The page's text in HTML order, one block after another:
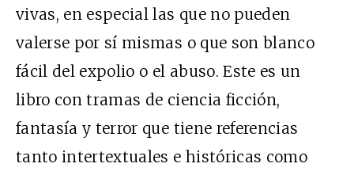
vivas, en especial las que no pueden
valerse por sí mismas o que son blanco
fácil del expolio o el abuso. Este es un
libro con tramas de ciencia ficción,
fantasía y terror que tiene referencias
tanto intertextuales e históricas como